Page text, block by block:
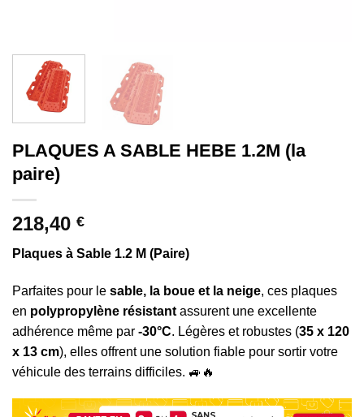
PLAQUES A SABLE HEBE 1.2M (la
paire)
218,40 €
Plaques à Sable 1.2 M (Paire)
Parfaites pour le sable, la boue et la neige, ces plaques
en polypropylène résistant assurent une excellente
adhérence même par -30°C. Légères et robustes (35 x 120
x 13 cm), elles offrent une solution fiable pour sortir votre
véhicule des terrains difficiles. 🚙🔥